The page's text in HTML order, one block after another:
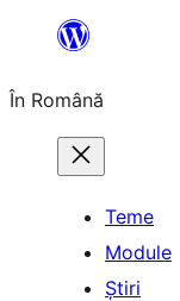
conținut
În Română
Teme
Module
Știri